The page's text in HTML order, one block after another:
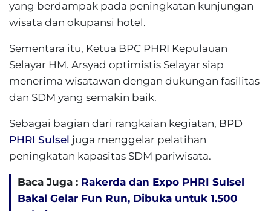
yang berdampak pada peningkatan kunjungan
wisata dan okupansi hotel.
Sementara itu, Ketua BPC PHRI Kepulauan
Selayar HM. Arsyad optimistis Selayar siap
menerima wisatawan dengan dukungan fasilitas
dan SDM yang semakin baik.
Sebagai bagian dari rangkaian kegiatan, BPD
PHRI Sulsel juga menggelar pelatihan
peningkatan kapasitas SDM pariwisata.
Baca Juga : Rakerda dan Expo PHRI Sulsel
Bakal Gelar Fun Run, Dibuka untuk 1.500